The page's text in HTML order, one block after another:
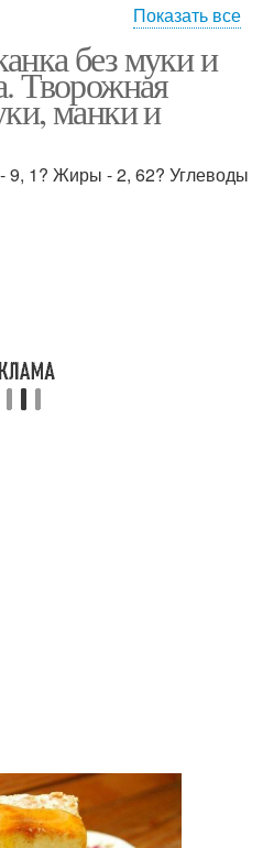
Запеканка без манки
Запеканка без сахара
Показать все
без муки и
Творожная
манки и
9, 1? Жиры - 2, 62? Углеводы